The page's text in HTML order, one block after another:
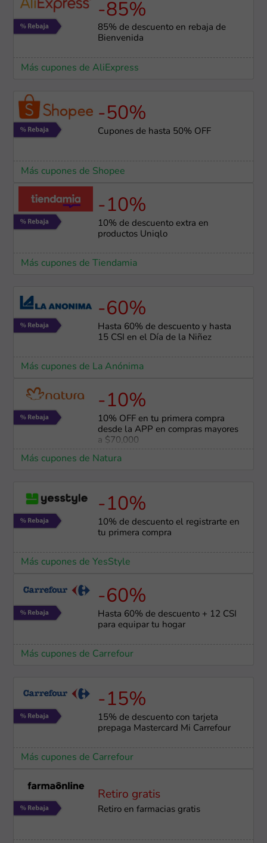
-85%
85% de descuento en rebaja de
Bienvenida
Más cupones de AliExpress
-50%
Cupones de hasta 50% OFF
Más cupones de Shopee
-10%
10% de descuento extra en
productos Uniqlo
Más cupones de Tiendamia
-60%
Hasta 60% de descuento y hasta
15 CSI en el Día de la Niñez
Más cupones de La Anónima
-10%
10% OFF en tu primera compra
desde la APP en compras mayores
a $70,000
Más cupones de Natura
-10%
10% de descuento el registrarte en
tu primera compra
Más cupones de YesStyle
-60%
Hasta 60% de descuento + 12 CSI
para equipar tu hogar
Más cupones de Carrefour
-15%
15% de descuento con tarjeta
prepaga Mastercard Mi Carrefour
Más cupones de Carrefour
Retiro gratis
Retiro en farmacias gratis